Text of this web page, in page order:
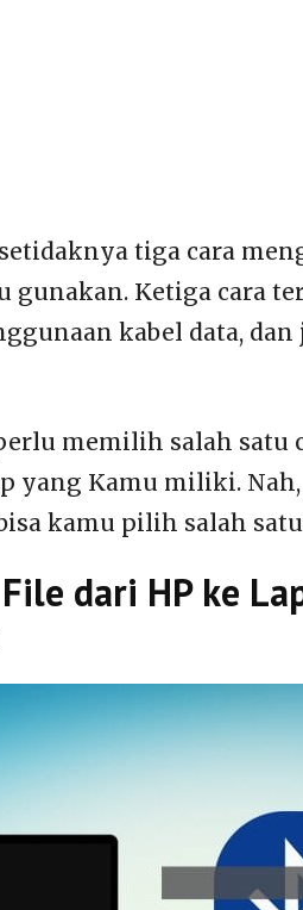
tiga cara
gunakan. Ketiga cara
kabel data,
memilih salah satu
yang Kamu miliki.
kamu pilih salah
dari HP ke